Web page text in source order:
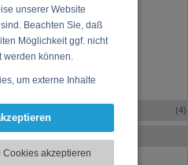
unserer Website
Beachten Sie, daß
Möglichkeit ggf. nicht
werden können.
um externe Inhalte
Medien anbieten zu
werden ggf.
Verwendung unserer
Cookies akzeptieren
music.html
ensemble/Max-
(4)